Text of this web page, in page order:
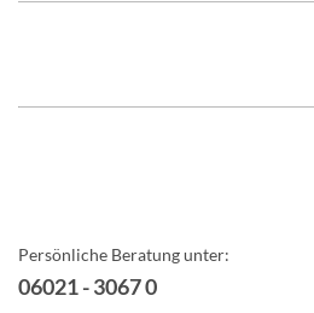
Persönliche Beratung unter:
06021 - 3067 0